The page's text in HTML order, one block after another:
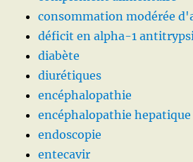
consommation modérée
déficit en alpha-1
diabète
diurétiques
encéphalopathie
encéphalopathie hepatique
endoscopie
entecavir